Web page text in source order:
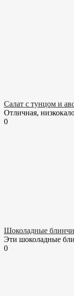
Салат с тунцом и
Отличная,
0
Шоколадные
Эти шоколадные
0